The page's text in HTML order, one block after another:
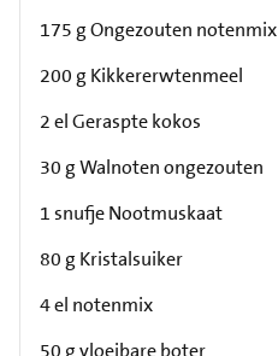
175 g Ongezouten notenmix
200 g Kikkererwtenmeel
2 el Geraspte kokos
30 g Walnoten ongezouten
1 snufje Nootmuskaat
80 g Kristalsuiker
4 el notenmix
50 g vloeibare boter